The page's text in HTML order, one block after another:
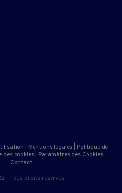
Mentions légales
Politique de
des cookies Paramètres des Cookies
Contact
- Tous droits réservés